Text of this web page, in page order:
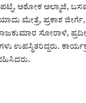
ಪಟ್ನೆ, ಅಶೋಕ ಅಲ್ಮಾಜೆ,
ಮೇತ್ರೆ, ಪ್ರಕಾಶ
ಸೋರಾಳೆ,
ಉಪಸ್ಥಿತರಿದ್ದರು.